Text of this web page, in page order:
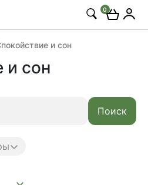
0
и сон
и сон
Поиск